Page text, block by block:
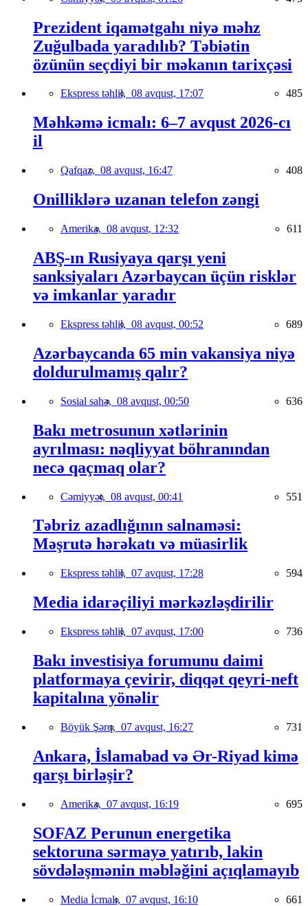
Prezident iqamətgahı niyə məhz
Zuğulbada yaradılıb? Təbiətin
özünün seçdiyi bir məkanın tarixçəsi
Ekspress təhlil, 08 avqust, 17:07 485
Məhkəmə icmalı: 6–7 avqust 2026-cı
il
Qafqaz, 08 avqust, 16:47 408
Onilliklərə uzanan telefon zəngi
Amerika, 08 avqust, 12:32 611
ABŞ-ın Rusiyaya qarşı yeni
sanksiyaları Azərbaycan üçün risklər
və imkanlar yaradır
Ekspress təhlil, 08 avqust, 00:52 689
Azərbaycanda 65 min vakansiya niyə
doldurulmamış qalır?
Sosial sahə, 08 avqust, 00:50 636
Bakı metrosunun xətlərinin
ayrılması: nəqliyyat böhranından
necə qaçmaq olar?
Cəmiyyət, 08 avqust, 00:41 551
Təbriz azadlığının salnaməsi:
Məşrutə hərəkatı və müasirlik
Ekspress təhlil, 07 avqust, 17:28 594
Media idarəçiliyi mərkəzləşdirilir
Ekspress təhlil, 07 avqust, 17:00 736
Bakı investisiya forumunu daimi
platformaya çevirir, diqqət qeyri-neft
kapitalına yönəlir
Böyük Şərq, 07 avqust, 16:27 731
Ankara, İslamabad və Ər-Riyad kimə
qarşı birləşir?
Amerika, 07 avqust, 16:19 695
SOFAZ Perunun energetika
sektoruna sərmayə yatırıb, lakin
sövdələşmənin məbləğini açıqlamayıb
Media İcmalı, 07 avqust, 16:10 661